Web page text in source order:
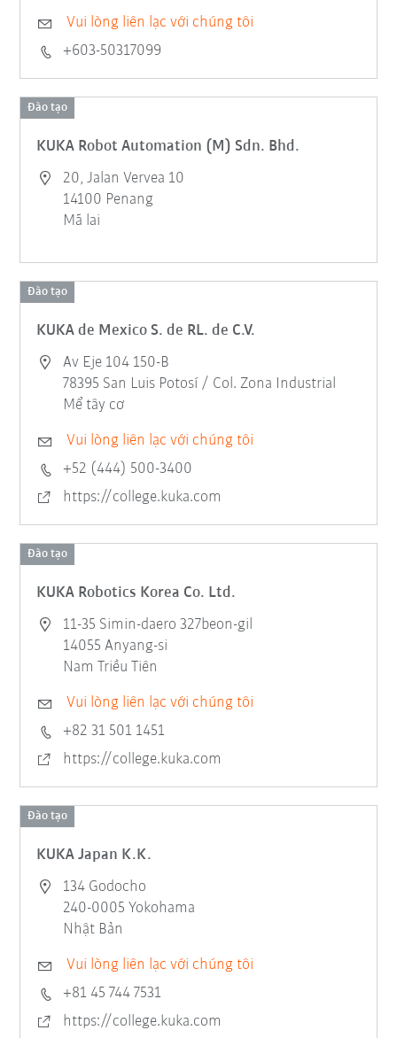
Vui lòng liên lạc với chúng tôi
+603-50317099
Đào tạo
KUKA Robot Automation (M) Sdn. Bhd.
20, Jalan Vervea 10
14100 Penang
Mã lai
Đào tạo
KUKA de Mexico S. de RL. de C.V.
Av Eje 104 150-B
78395 San Luis Potosí / Col. Zona Industrial
Mể tây cơ
Vui lòng liên lạc với chúng tôi
+52 (444) 500-3400
https://college.kuka.com
Đào tạo
KUKA Robotics Korea Co. Ltd.
11-35 Simin-daero 327beon-gil
14055 Anyang-si
Nam Triều Tiên
Vui lòng liên lạc với chúng tôi
+82 31 501 1451
https://college.kuka.com
Đào tạo
KUKA Japan K.K.
134 Godocho
240-0005 Yokohama
Nhật Bản
Vui lòng liên lạc với chúng tôi
+81 45 744 7531
https://college.kuka.com